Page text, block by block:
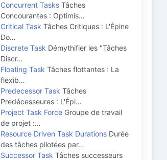
Concurrent Tasks Tâches
Concourantes : Optimis…
Critical Task Tâches Critiques : L'Épine
Do…
Discrete Task Démythifier les "Tâches
Discr…
Floating Task Tâches flottantes : La
flexib…
Predecessor Task Tâches
Prédécesseures : L'Épi…
Project Task Force Groupe de travail
de projet :…
Resource Driven Task Durations Durée
des tâches pilotées par…
Successor Task Tâches successeurs